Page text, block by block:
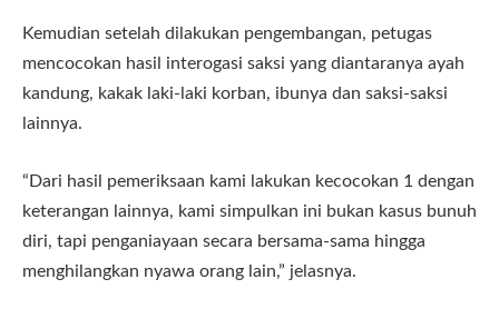
Kemudian setelah dilakukan pengembangan, petugas
mencocokan hasil interogasi saksi yang diantaranya ayah
kandung, kakak laki-laki korban, ibunya dan saksi-saksi
lainnya.
“Dari hasil pemeriksaan kami lakukan kecocokan 1 dengan
keterangan lainnya, kami simpulkan ini bukan kasus bunuh
diri, tapi penganiayaan secara bersama-sama hingga
menghilangkan nyawa orang lain,” jelasnya.